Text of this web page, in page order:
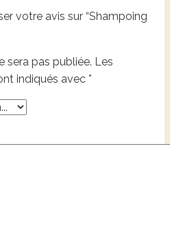
votre avis sur “Shampoing
sera pas publiée. Les
indiqués avec *